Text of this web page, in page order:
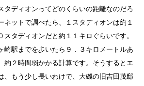
タディオンってどのくらいの距離なのだろ
ネットで調べたら、１スタディオンは約１
スタディオンだと約１１キロぐらいです。
崎駅までを歩いたら９．３キロメートルあ
約２時間弱かかる計算です。そうするとエ
、もう少し長いわけで、大磯の旧吉田茂邸